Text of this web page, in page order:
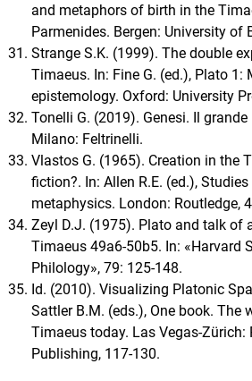
and metaphors of birth in the
Parmenides. Bergen: University of
Strange S.K. (1999). The double
Timaeus. In: Fine G. (ed.), Plato 1:
epistemology. Oxford: University
Tonelli G. (2019). Genesi. Il
Milano: Feltrinelli.
Vlastos G. (1965). Creation in the
fiction?. In: Allen R.E. (ed.), Studies
metaphysics. London: Routledge,
Zeyl D.J. (1975). Plato and talk of
Timaeus 49a6-50b5. In: «Harvard
Philology», 79: 125-148.
Id. (2010). Visualizing Platonic
Sattler B.M. (eds.), One book. The
Timaeus today. Las Vegas-Zürich:
Publishing, 117-130.